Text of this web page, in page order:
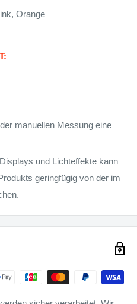
Orange
manuellen Messung eine
und Lichteffekte kann
geringfügig von der im